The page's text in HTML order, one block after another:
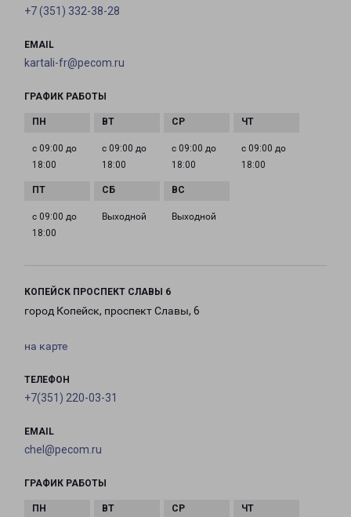
+7 (351) 332-38-28
EMAIL
kartali-fr@pecom.ru
ГРАФИК РАБОТЫ
с 09:00 до
18:00
с 09:00 до
18:00
с 09:00 до
18:00
с 09:00 до
18:00
с 09:00 до
18:00
Выходной Выходной
КОПЕЙСК ПРОСПЕКТ СЛАВЫ 6
город Копейск, проспект Славы, 6
на карте
ТЕЛЕФОН
+7(351) 220-03-31
EMAIL
chel@pecom.ru
ГРАФИК РАБОТЫ